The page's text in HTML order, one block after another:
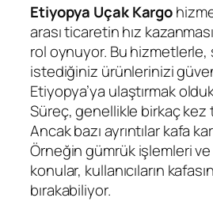
Etiyopya Uçak Kargo
arası ticaretin hız
rol oynuyor. Bu
istediğiniz ürünlerinizi
Etiyopya’ya ulaştırmak
Süreç, genellikle birkaç kez
Ancak bazı ayrıntılar kafa
Örneğin gümrük işlemleri
konular, kullanıcıların
bırakabiliyor.